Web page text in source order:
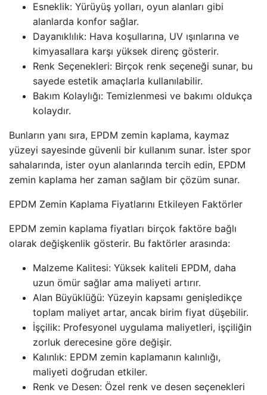
Esneklik: Yürüyüş yolları, oyun alanları gibi
alanlarda konfor sağlar.
Dayanıklılık: Hava koşullarına, UV ışınlarına ve
kimyasallara karşı yüksek direnç gösterir.
Renk Seçenekleri: Birçok renk seçeneği sunar, bu
sayede estetik amaçlarla kullanılabilir.
Bakım Kolaylığı: Temizlenmesi ve bakımı oldukça
kolaydır.
Bunların yanı sıra, EPDM zemin kaplama, kaymaz
yüzeyi sayesinde güvenli bir kullanım sunar. İster spor
sahalarında, ister oyun alanlarında tercih edin, EPDM
zemin kaplama her zaman sağlam bir çözüm sunar.
EPDM Zemin Kaplama Fiyatlarını Etkileyen Faktörler
EPDM zemin kaplama fiyatları birçok faktöre bağlı
olarak değişkenlik gösterir. Bu faktörler arasında:
Malzeme Kalitesi: Yüksek kaliteli EPDM, daha
uzun ömür sağlar ama maliyeti artırır.
Alan Büyüklüğü: Yüzeyin kapsamı genişledikçe
toplam maliyet artar, ancak birim fiyat düşebilir.
İşçilik: Profesyonel uygulama maliyetleri, işçiliğin
zorluk derecesine göre değişir.
Kalınlık: EPDM zemin kaplamanın kalınlığı,
maliyeti doğrudan etkiler.
Renk ve Desen: Özel renk ve desen seçenekleri